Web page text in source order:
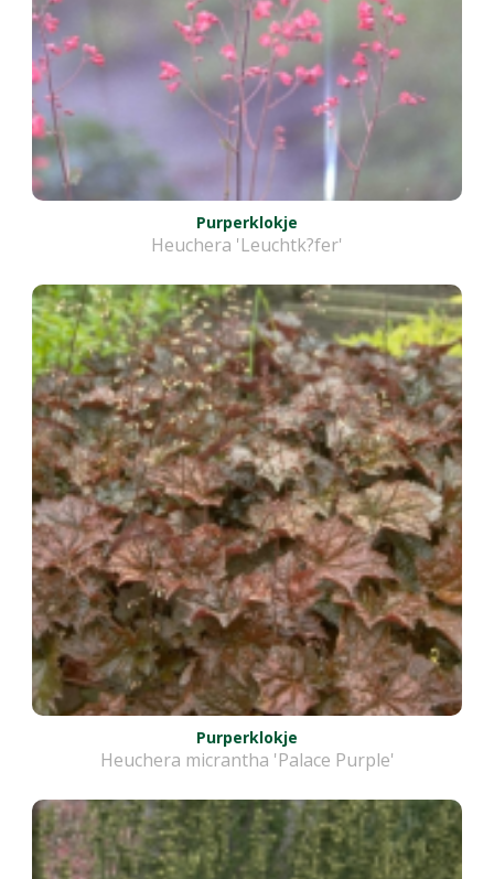
Purperklokje
Heuchera 'Leuchtk?fer'
Purperklokje
Heuchera micrantha 'Palace Purple'